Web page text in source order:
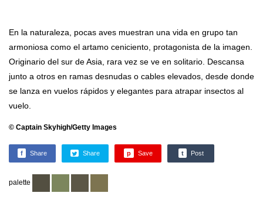
En la naturaleza, pocas aves muestran una vida en grupo tan
armoniosa como el artamo ceniciento, protagonista de la imagen.
Originario del sur de Asia, rara vez se ve en solitario. Descansa
junto a otros en ramas desnudas o cables elevados, desde donde
se lanza en vuelos rápidos y elegantes para atrapar insectos al
vuelo.
© Captain Skyhigh/Getty Images
f Share Share p Save t Post
palette